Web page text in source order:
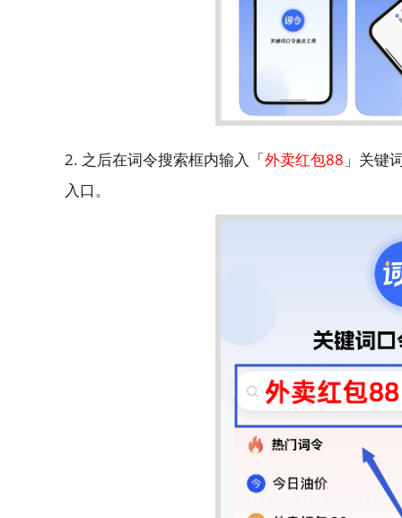
2. 之后在词令搜索框内输入「外卖红包88 」关键
入口。